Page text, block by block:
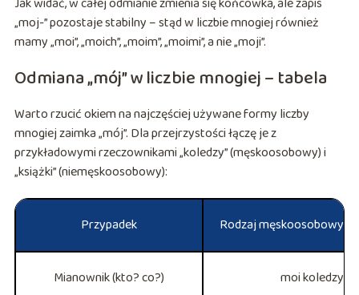
„moj-” pozostaje stabilny – stąd w liczbie mnogiej również
mamy „moi”, „moich”, „moim”, „moimi”, a nie „moji”.
Odmiana „mój” w liczbie mnogiej – tabela
Warto rzucić okiem na najczęściej używane formy liczby
mnogiej zaimka „mój”. Dla przejrzystości łączę je z
przykładowymi rzeczownikami „koledzy” (męskoosobowy) i
„książki” (niemęskoosobowy):
Przypadek Rodzaj męskoosobowy –
Mianownik (kto? co?) moi koledzy